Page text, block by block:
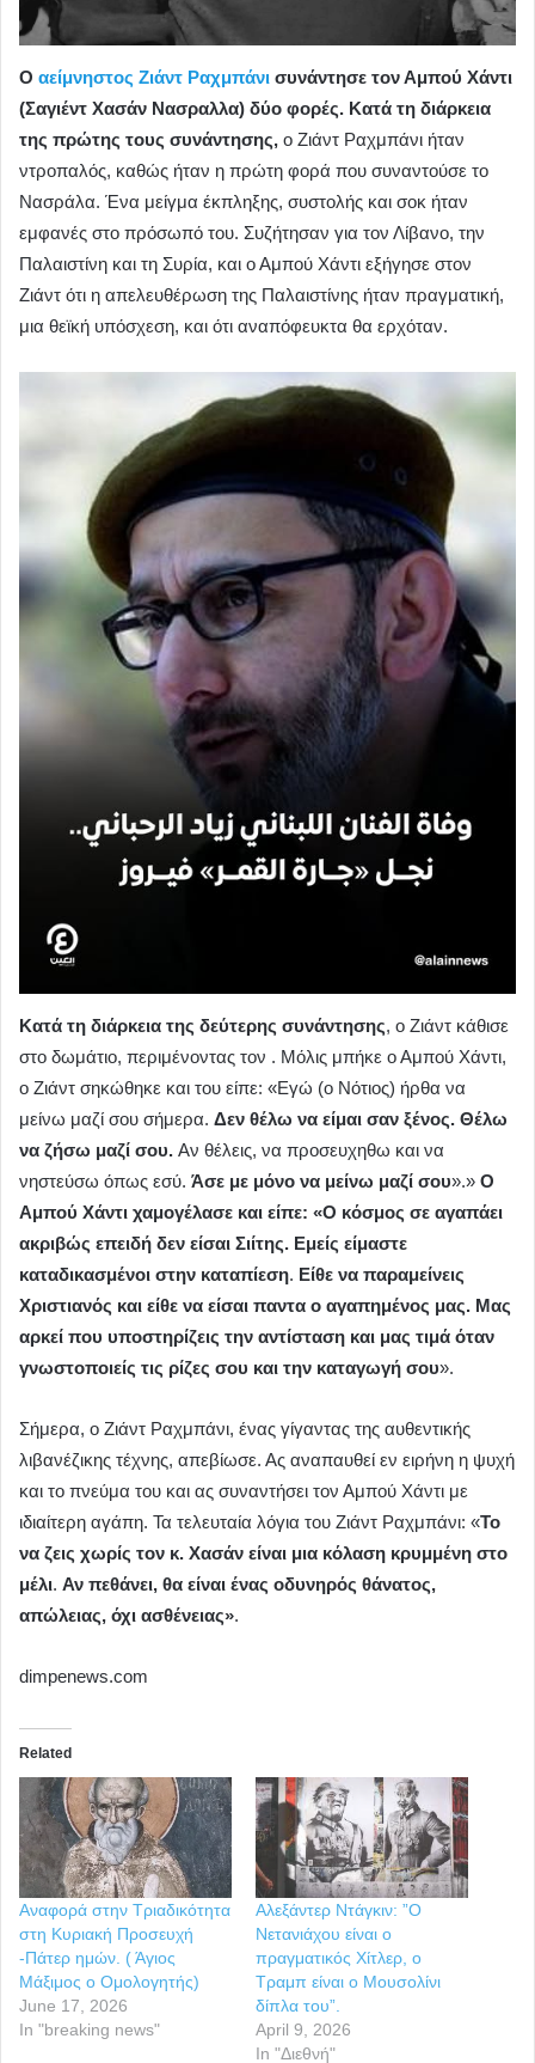
Ο αείμνηστος Ζιάντ Ραχμπάνι συνάντησε τον Αμπού Χάντι
(Σαγιέντ Χασάν Νασραλλα) δύο φορές. Κατά τη διάρκεια
της πρώτης τους συνάντησης, ο Ζιάντ Ραχμπάνι ήταν
ντροπαλός, καθώς ήταν η πρώτη φορά που συναντούσε το
Νασράλα. Ένα μείγμα έκπληξης, συστολής και σοκ ήταν
εμφανές στο πρόσωπό του. Συζήτησαν για τον Λίβανο, την
Παλαιστίνη και τη Συρία, και ο Αμπού Χάντι εξήγησε στον
Ζιάντ ότι η απελευθέρωση της Παλαιστίνης ήταν πραγματική,
μια θεϊκή υπόσχεση, και ότι αναπόφευκτα θα ερχόταν.
Κατά τη διάρκεια της δεύτερης συνάντησης, ο Ζιάντ κάθισε
στο δωμάτιο, περιμένοντας τον . Μόλις μπήκε ο Αμπού Χάντι,
ο Ζιάντ σηκώθηκε και του είπε: «Εγώ (ο Νότιος) ήρθα να
μείνω μαζί σου σήμερα. Δεν θέλω να είμαι σαν ξένος. Θέλω
να ζήσω μαζί σου. Αν θέλεις, να προσευχηθω και να
νηστεύσω όπως εσύ. Άσε με μόνο να μείνω μαζί σου».» Ο
Αμπού Χάντι χαμογέλασε και είπε: «Ο κόσμος σε αγαπάει
ακριβώς επειδή δεν είσαι Σιίτης. Εμείς είμαστε
καταδικασμένοι στην καταπίεση. Είθε να παραμείνεις
Χριστιανός και είθε να είσαι παντα ο αγαπημένος μας. Μας
αρκεί που υποστηρίζεις την αντίσταση και μας τιμά όταν
γνωστοποιείς τις ρίζες σου και την καταγωγή σου».
Σήμερα, ο Ζιάντ Ραχμπάνι, ένας γίγαντας της αυθεντικής
λιβανέζικης τέχνης, απεβίωσε. Ας αναπαυθεί εν ειρήνη η ψυχή
και το πνεύμα του και ας συναντήσει τον Αμπού Χάντι με
ιδιαίτερη αγάπη. Τα τελευταία λόγια του Ζιάντ Ραχμπάνι: «Το
να ζεις χωρίς τον κ. Χασάν είναι μια κόλαση κρυμμένη στο
μέλι. Αν πεθάνει, θα είναι ένας οδυνηρός θάνατος,
απώλειας, όχι ασθένειας».
dimpenews.com
Related
Αναφορά στην Τριαδικότητα
στη Κυριακή Προσευχή
-Πάτερ ημών. ( Άγιος
Μάξιμος ο Ομολογητής)
June 17, 2026
In "breaking news"
Αλεξάντερ Ντάγκιν: ”Ο
Νετανιάχου είναι ο
πραγματικός Χίτλερ, ο
Τραμπ είναι ο Μουσολίνι
δίπλα του”.
April 9, 2026
In "Διεθνή"